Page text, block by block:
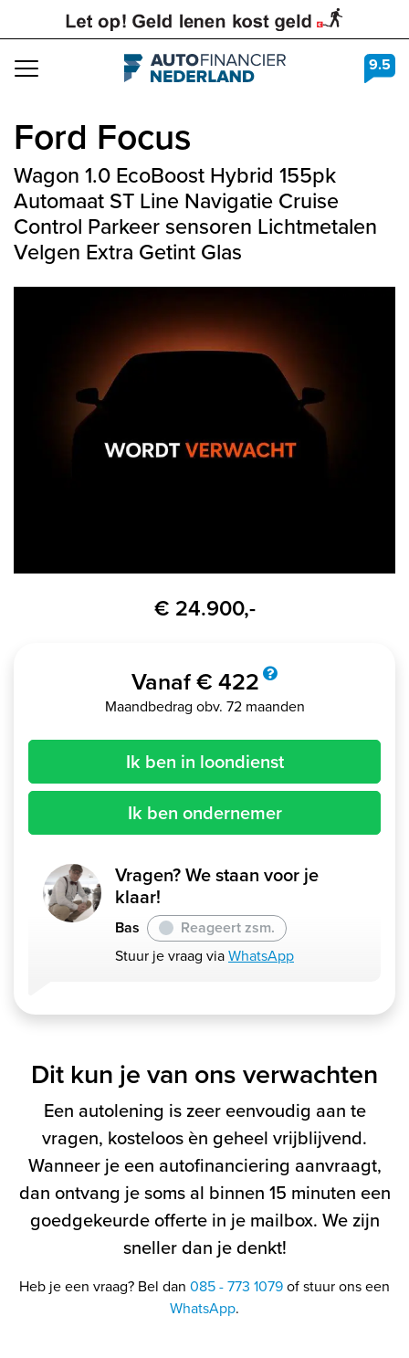
Navigation 9.5
Ford Focus
Wagon 1.0 EcoBoost Hybrid 155pk
Automaat ST Line Navigatie Cruise
Control Parkeer sensoren Lichtmetalen
Velgen Extra Getint Glas
€ 24.900,-
Vanaf € 422
Maandbedrag obv. 72 maanden
Ik ben in loondienst
Ik ben ondernemer
Vragen? We staan voor je
klaar!
Bas
Reageert zsm.
Stuur je vraag viaWhatsApp
Dit kun je van ons verwachten
Een autolening is zeer eenvoudig aan te
vragen, kosteloos èn geheel vrijblijvend.
Wanneer je een autofinanciering aanvraagt,
dan ontvang je soms al binnen 15 minuten een
goedgekeurde offerte in je mailbox. We zijn
sneller dan je denkt!
Heb je een vraag? Bel dan 085 - 773 1079of stuur ons een
WhatsApp.